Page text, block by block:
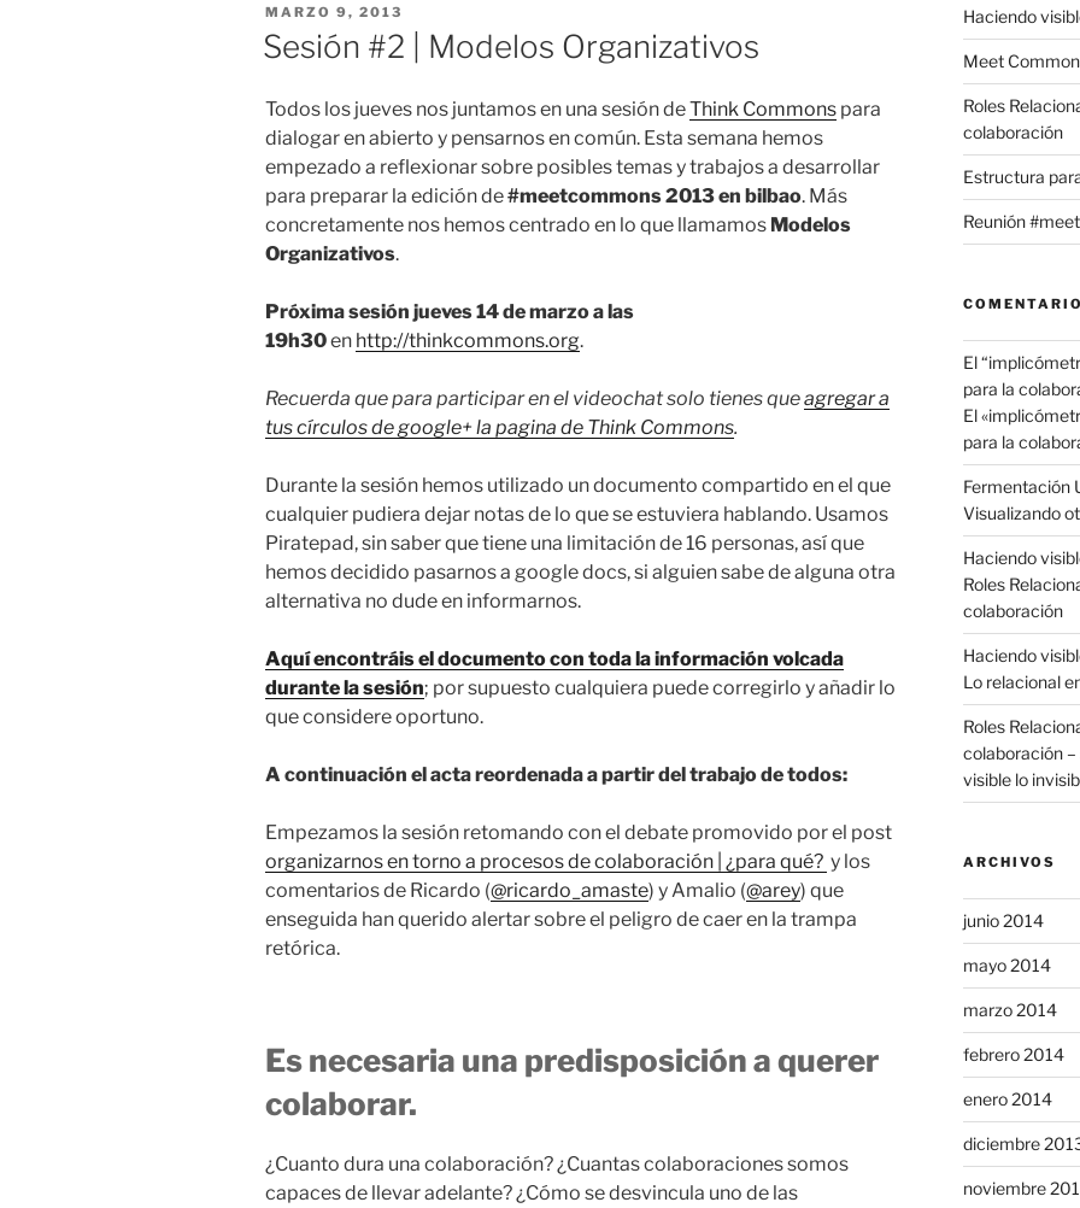
PUBLICADO
MARZO 9, 2013
Sesión #2 | Modelos Organizativos
Todos los jueves nos juntamos en una sesión deThink Commons para
dialogar en abierto y pensarnos en común. Esta semana hemos
empezado a reflexionar sobre posibles temas y trabajos a desarrollar
para preparar la edición de#meetcommons 2013 en bilbao. Más
concretamente nos hemos centrado en lo que llamamos Modelos
Organizativos.
Próxima sesión jueves 14 de marzo a las
19h30en http://thinkcommons.org.
Recuerda que para participar en el videochat solo tienes queagregar a
tus círculos de google+ la pagina de Think Commons.
Durante la sesión hemos utilizado un documento compartido en el que
cualquier pudiera dejar notas de lo que se estuviera hablando. Usamos
Piratepad, sin saber que tiene una limitación de 16 personas, así que
hemos decidido pasarnos a google docs, si alguien sabe de alguna otra
alternativa no dude en informarnos.
Aquí encontráis el documento con toda la información volcada
durante la sesión; por supuesto cualquiera puede corregirlo y añadir lo
que considere oportuno.
A continuación el acta reordenada a partir del trabajo de todos:
Empezamos la sesión retomando con el debate promovido por el post
organizarnos en torno a procesos de colaboración | ¿para qué? y los
comentarios de Ricardo (@ricardo_amaste) y Amalio (@arey) que
enseguida han querido alertar sobre el peligro de caer en la trampa
retórica.
Es necesaria una predisposición a querer
colaborar.
¿Cuanto dura una colaboración? ¿Cuantas colaboraciones somos
capaces de llevar adelante? ¿Cómo se desvincula uno de las
Haciendo
Meet
Roles
colaboración
Estructura
Reunión
El
para la
El
para la
Fermentación
Visualizando
Haciendo
Roles
colaboración
Haciendo
Lo relacional
Roles
colaboración
visible lo
ARCHIVOS
junio 2014
mayo 2014
marzo 2014
febrero 2014
enero 2014
diciembre
noviembre